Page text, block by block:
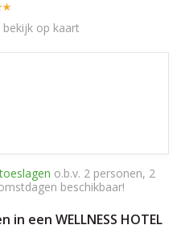
bekijk op kaart
o.b.v. 2 personen, 2
beschikbaar!
een WELLNESS HOTEL